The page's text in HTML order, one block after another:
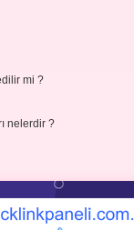
mi ?
nelerdir ?